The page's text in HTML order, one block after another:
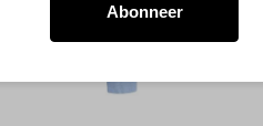
Abonneer